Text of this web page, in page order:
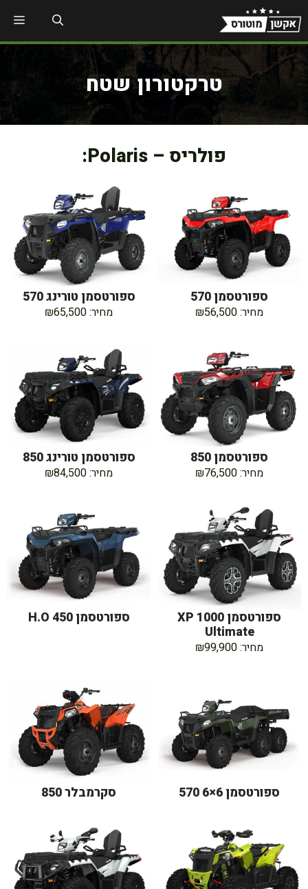
לתוכן
טרקטורון שטח
פולריס – Polaris:
ספורטסמן 570
מחיר: ₪56,500
ספורטסמן טורינג 570
מחיר: ₪65,500
ספורטסמן 850
מחיר: ₪76,500
ספורטסמן טורינג 850
מחיר: ₪84,500
ספורטסמן XP 1000
Ultimate
מחיר: ₪99,900
ספורטסמן 450 H.O
ספורטסמן 6×6 570 סקרמבלר 850